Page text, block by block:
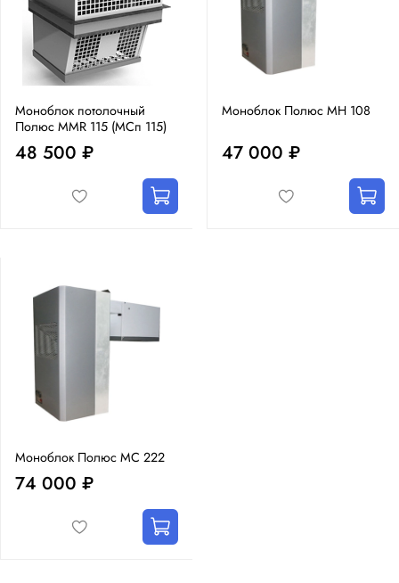
Моноблок потолочный
Полюс MMR 115 (МСп 115)
48 500 ₽
Моноблок Полюс MH 108
47 000 ₽
Моноблок Полюс MC 222
74 000 ₽